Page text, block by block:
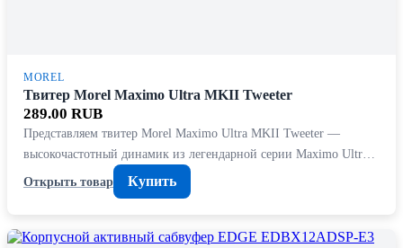
MOREL
Твитер Morel Maximo Ultra MKII Tweeter
289.00 RUB
Представляем твитер Morel Maximo Ultra MKII Tweeter —
высокочастотный динамик из легендарной серии Maximo Ultr…
Открыть товар
Купить